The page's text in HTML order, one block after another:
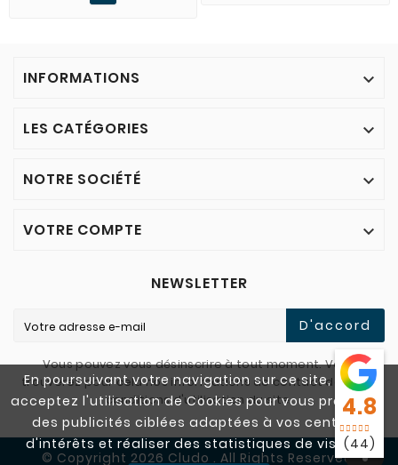
En poursuivant votre navigation sur ce site, vous
acceptez l'utilisation de Cookies pour vous proposer
des publicités ciblées adaptées à vos centres
d'intérêts et réaliser des statistiques de visites.
INFORMATIONS 
LES CATÉGORIES 
NOTRE SOCIÉTÉ 
VOTRE COMPTE 
NEWSLETTER
D'accord
Vous pouvez vous désinscrire à tout moment. Vous
trouverez pour cela nos informations de contact dans les
conditions d'utilisation du site.
© Copyright 2026 Cludo . All Rights Reserved.
4.8
(44)